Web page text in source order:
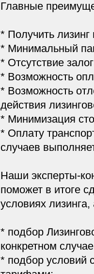
Главные
* Получить
* Минимальный
* Отсутствие
* Возможность
* Возможность
действия
* Минимизация
* Оплату
случаев
Наши эксперты-
поможет в итоге
условиях
* подбор
конкретном
* подбор условий